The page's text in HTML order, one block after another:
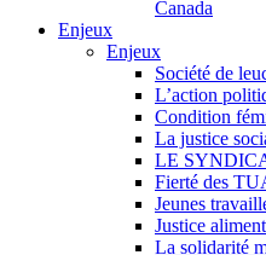
Canada
Enjeux
Enjeux
Société de
L’action
Condition
La justice
LE
Fierté des
Jeunes
Justice
La solidarité